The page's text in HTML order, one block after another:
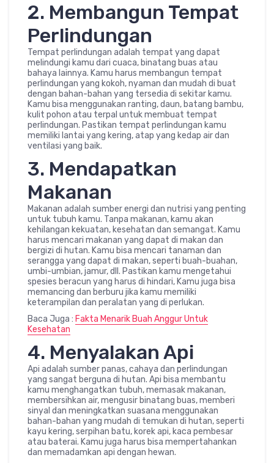
2. Membangun Tempat
Perlindungan
Tempat perlindungan adalah tempat yang dapat
melindungi kamu dari cuaca, binatang buas atau
bahaya lainnya. Kamu harus membangun tempat
perlindungan yang kokoh, nyaman dan mudah di buat
dengan bahan-bahan yang tersedia di sekitar kamu.
Kamu bisa menggunakan ranting, daun, batang bambu,
kulit pohon atau terpal untuk membuat tempat
perlindungan. Pastikan tempat perlindungan kamu
memiliki lantai yang kering, atap yang kedap air dan
ventilasi yang baik.
3. Mendapatkan
Makanan
Makanan adalah sumber energi dan nutrisi yang penting
untuk tubuh kamu. Tanpa makanan, kamu akan
kehilangan kekuatan, kesehatan dan semangat. Kamu
harus mencari makanan yang dapat di makan dan
bergizi di hutan. Kamu bisa mencari tanaman dan
serangga yang dapat di makan, seperti buah-buahan,
umbi-umbian, jamur, dll. Pastikan kamu mengetahui
spesies beracun yang harus di hindari, Kamu juga bisa
memancing dan berburu jika kamu memiliki
keterampilan dan peralatan yang di perlukan.
Baca Juga : Fakta Menarik Buah Anggur Untuk
Kesehatan
4. Menyalakan Api
Api adalah sumber panas, cahaya dan perlindungan
yang sangat berguna di hutan. Api bisa membantu
kamu menghangatkan tubuh, memasak makanan,
membersihkan air, mengusir binatang buas, memberi
sinyal dan meningkatkan suasana menggunakan
bahan-bahan yang mudah di temukan di hutan, seperti
kayu kering, serpihan batu, korek api, kaca pembesar
atau baterai. Kamu juga harus bisa mempertahankan
dan memadamkan api dengan hewan.